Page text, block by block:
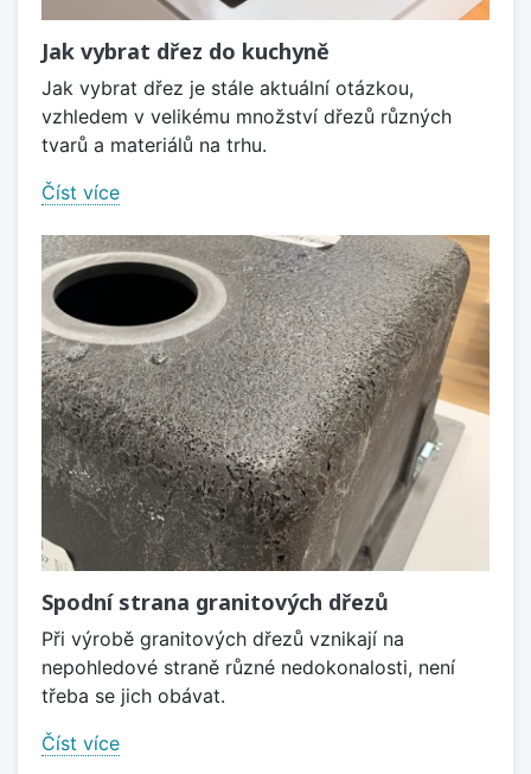
Jak vybrat dřez do kuchyně
Jak vybrat dřez je stále aktuální otázkou,
vzhledem v velikému množství dřezů různých
tvarů a materiálů na trhu.
Číst více
Spodní strana granitových dřezů
Při výrobě granitových dřezů vznikají na
nepohledové straně různé nedokonalosti, není
třeba se jich obávat.
Číst více